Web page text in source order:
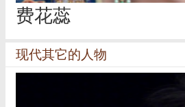
费花蕊
现代其它的人物